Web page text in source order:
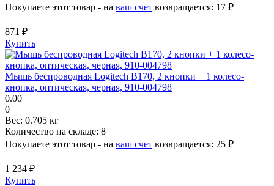
Покупаете этот товар - на ваш счет возвращается: 17 ₽
871 ₽
Купить
Мышь беспроводная Logitech B170, 2 кнопки + 1 колесо-
кнопка, оптическая, черная, 910-004798
0.00
0
Вес: 0.705 кг
Количество на складе: 8
Покупаете этот товар - на ваш счет возвращается: 25 ₽
1 234 ₽
Купить